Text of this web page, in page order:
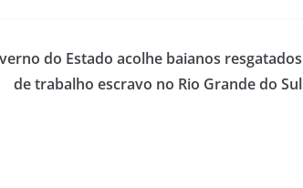
do Estado acolhe baianos resgatados
de trabalho escravo no Rio Grande do Sul